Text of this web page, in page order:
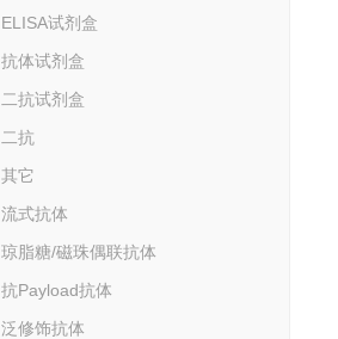
ELISA试剂盒
抗体试剂盒
二抗试剂盒
二抗
其它
流式抗体
琼脂糖/磁珠偶联抗体
抗Payload抗体
泛修饰抗体